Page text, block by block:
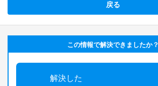
戻る
この情報で解決できましたか？
解決した